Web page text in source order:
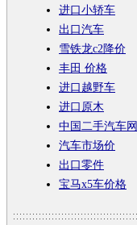
进口小轿车
出口汽车
雪铁龙c2降价
丰田 价格
进口越野车
进口原木
中国二手汽车网
汽车市场价
出口零件
宝马x5车价格